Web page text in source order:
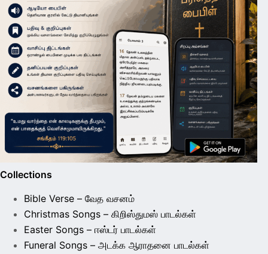
Collections
Bible Verse – வேத வசனம்
Christmas Songs – கிறிஸ்துமஸ் பாடல்கள்
Easter Songs – ஈஸ்டர் பாடல்கள்
Funeral Songs – அடக்க ஆராதனை பாடல்கள்